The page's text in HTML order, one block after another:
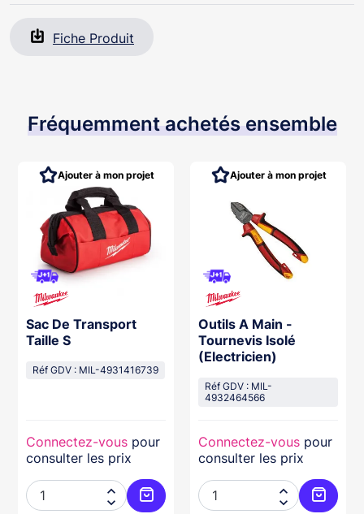
Fiche Produit
Fréquemment achetés ensemble
Sac De Transport
Taille S
Réf GDV : MIL-4931416739
Connectez-vous pour
consulter les prix


Ajouter à mon projet
Outils A Main -
Tournevis Isolé
(Electricien)
Réf GDV : MIL-
4932464566
Connectez-vous pour
consulter les prix


Ajouter à mon projet